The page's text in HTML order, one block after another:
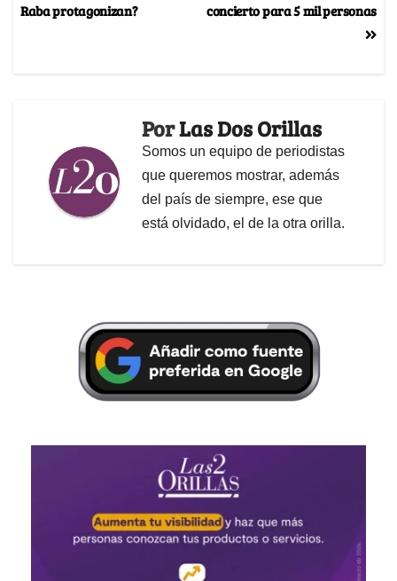
concierto para 5 mil personas
Raba protagonizan?
PorLas Dos Orillas
Somos un equipo de periodistas
que queremos mostrar, además
del país de siempre, ese que
está olvidado, el de la otra orilla.